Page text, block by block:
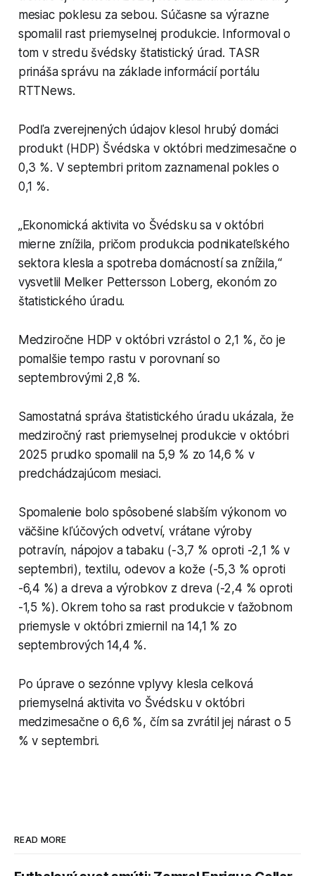
mesiac poklesu za sebou. Súčasne sa výrazne
spomalil rast priemyselnej produkcie. Informoval o
tom v stredu švédsky štatistický úrad. TASR
prináša správu na základe informácií portálu
RTTNews.
Podľa zverejnených údajov klesol hrubý domáci
produkt (HDP) Švédska v októbri medzimesačne o
0,3 %. V septembri pritom zaznamenal pokles o
0,1 %.
„Ekonomická aktivita vo Švédsku sa v októbri
mierne znížila, pričom produkcia podnikateľského
sektora klesla a spotreba domácností sa znížila,“
vysvetlil Melker Pettersson Loberg, ekonóm zo
štatistického úradu.
Medziročne HDP v októbri vzrástol o 2,1 %, čo je
pomalšie tempo rastu v porovnaní so
septembrovými 2,8 %.
Samostatná správa štatistického úradu ukázala, že
medziročný rast priemyselnej produkcie v októbri
2025 prudko spomalil na 5,9 % zo 14,6 % v
predchádzajúcom mesiaci.
Spomalenie bolo spôsobené slabším výkonom vo
väčšine kľúčových odvetví, vrátane výroby
potravín, nápojov a tabaku (-3,7 % oproti -2,1 % v
septembri), textilu, odevov a kože (-5,3 % oproti
-6,4 %) a dreva a výrobkov z dreva (-2,4 % oproti
-1,5 %). Okrem toho sa rast produkcie v ťažobnom
priemysle v októbri zmiernil na 14,1 % zo
septembrových 14,4 %.
Po úprave o sezónne vplyvy klesla celková
priemyselná aktivita vo Švédsku v októbri
medzimesačne o 6,6 %, čím sa zvrátil jej nárast o 5
% v septembri.
READ MORE